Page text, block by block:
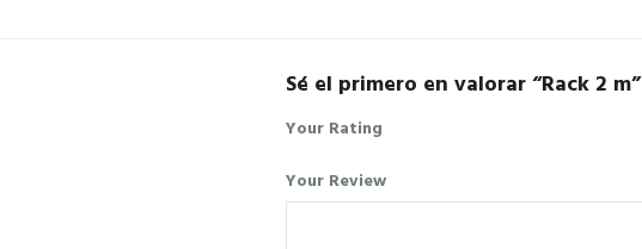
Sé el primero en valorar “Rack 2 m”
Your Rating
Your Review